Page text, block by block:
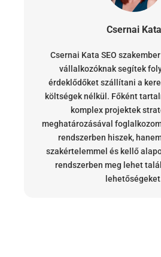
Csernai Kata
Csernai Kata SEO
vállalkozóknak segítek
érdeklődőket szállítani a
költségek nélkül. Főként
komplex projektek
meghatározásával
rendszerben hiszek,
szakértelemmel és kellő
rendszerben meg lehet